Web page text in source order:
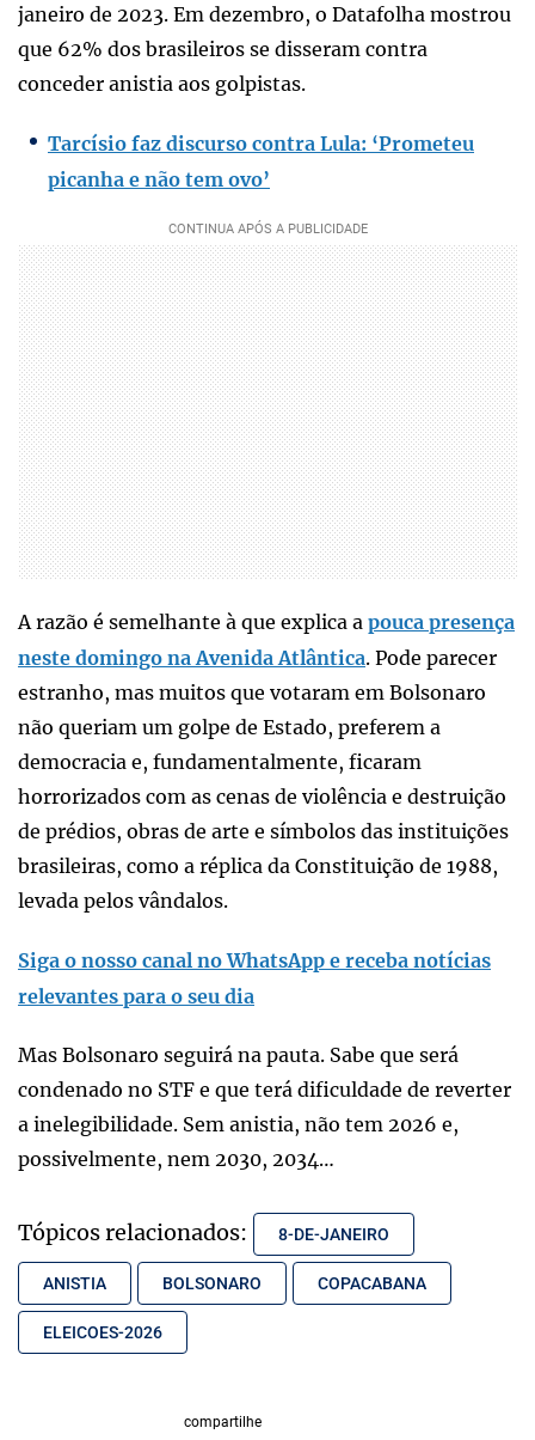
janeiro de 2023. Em dezembro, o Datafolha mostrou
que 62% dos brasileiros se disseram contra
conceder anistia aos golpistas.
Tarcísio faz discurso contra Lula: ‘Prometeu
picanha e não tem ovo’
A razão é semelhante à que explica a pouca presença
neste domingo na Avenida Atlântica. Pode parecer
estranho, mas muitos que votaram em Bolsonaro
não queriam um golpe de Estado, preferem a
democracia e, fundamentalmente, ficaram
horrorizados com as cenas de violência e destruição
de prédios, obras de arte e símbolos das instituições
brasileiras, como a réplica da Constituição de 1988,
levada pelos vândalos.
Siga o nosso canal no WhatsApp e receba notícias
relevantes para o seu dia
Mas Bolsonaro seguirá na pauta. Sabe que será
condenado no STF e que terá dificuldade de reverter
a inelegibilidade. Sem anistia, não tem 2026 e,
possivelmente, nem 2030, 2034…
Tópicos relacionados: 8-DE-JANEIRO
ANISTIA BOLSONARO COPACABANA
ELEICOES-2026
compartilhe